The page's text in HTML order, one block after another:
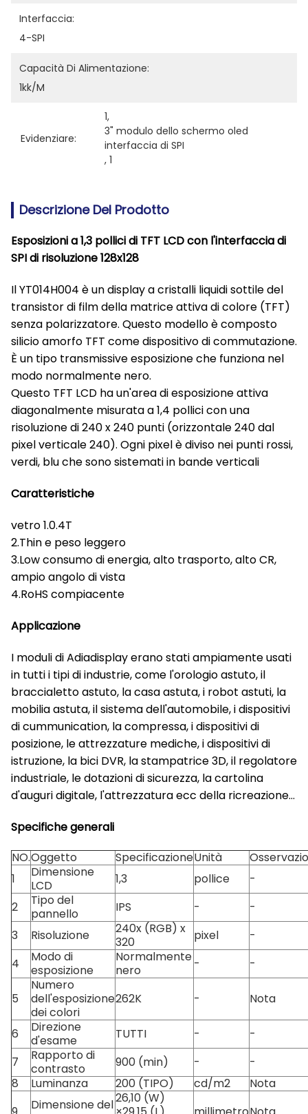
Interfaccia:
4-SPI
Capacità Di Alimentazione:
1kk/m
Evidenziare:
1,
3" modulo dello schermo oled
interfaccia di SPI
, 1
Descrizione Del Prodotto
Esposizioni a 1,3 pollici di TFT LCD con l'interfaccia di
SPI di risoluzione 128x128
Il YT014H004 è un display a cristalli liquidi sottile del
transistor di film della matrice attiva di colore (TFT)
senza polarizzatore. Questo modello è composto
silicio amorfo TFT come dispositivo di commutazione.
È un tipo transmissive esposizione che funziona nel
modo normalmente nero.
Questo TFT LCD ha un'area di esposizione attiva
diagonalmente misurata a 1,4 pollici con una
risoluzione di 240 x 240 punti (orizzontale 240 dal
pixel verticale 240). Ogni pixel è diviso nei punti rossi,
verdi, blu che sono sistemati in bande verticali
Caratteristiche
vetro 1.0.4T
2.Thin e peso leggero
3.Low consumo di energia, alto trasporto, alto CR,
ampio angolo di vista
4.RoHS compiacente
Applicazione
I moduli di Adiadisplay erano stati ampiamente usati
in tutti i tipi di industrie, come l'orologio astuto, il
braccialetto astuto, la casa astuta, i robot astuti, la
mobilia astuta, il sistema dell'automobile, i dispositivi
di cummunication, la compressa, i dispositivi di
posizione, le attrezzature mediche, i dispositivi di
istruzione, la bici DVR, la stampatrice 3D, il regolatore
industriale, le dotazioni di sicurezza, la cartolina
d'auguri digitale, l'attrezzatura ecc della ricreazione…
Specifiche generali
NO.Oggetto SpecificazioneUnità
1
Dimensione
LCD
1,3 pollice
-
2
Tipo del
pannello
IPS -
-
3
Risoluzione
240x (RGB) x
320
pixel
-
4
Modo di
esposizione
Normalmente
nero
- -
5
Numero
dell'esposizione
dei colori
262K - Nota
6
Direzione
d'esame
TUTTI -
-
7
Rapporto di
contrasto
900 (min) -
-
8
Luminanza 200 (TIPO) cd/m2
Nota
Dimensione del26,10 (W)